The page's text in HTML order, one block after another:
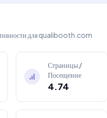
дляqualibooth.com
Страницы /
Посещение
4.74